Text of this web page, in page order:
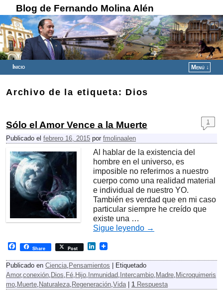
Blog de Fernando Molina Alén
Inicio
Menú ↓
Archivo de la etiqueta: Dios
Sólo el Amor Vence a la Muerte
Publicado el febrero 16, 2015 por fmolinaalen
1
Al hablar de la existencia del
hombre en el universo, es
imposible no referirnos a nuestro
cuerpo como una realidad material
e individual de nuestro YO.
También es verdad que en mi caso
particular siempre he creído que
existe una …
Sigue leyendo →
F
a
c
e
b
o
Share Post
L
n
k
e
d
Publicado en Ciencia, Pensamientos
Etiquetado
Amor,conexión, Dios, Fé, Hijo, Inmunidad, Intercambio, Madre, Microquimeris
mo, Muerte, Naturaleza, Regeneración,Vida 1 Respuesta